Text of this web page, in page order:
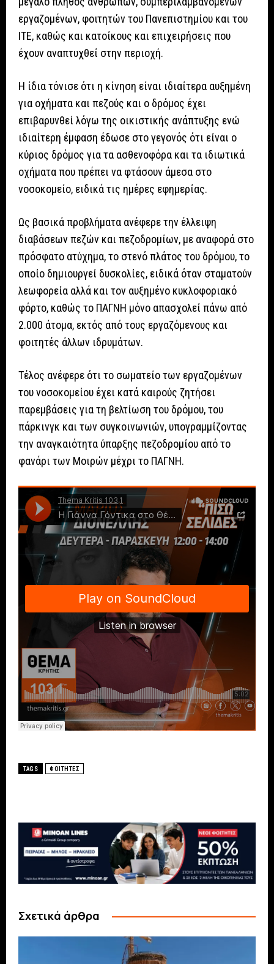
εργαζομένων, φοιτητών του Πανεπιστημίου και του
ΙΤΕ, καθώς και κατοίκους και επιχειρήσεις που
έχουν αναπτυχθεί στην περιοχή.
Η ίδια τόνισε ότι η κίνηση είναι ιδιαίτερα αυξημένη
για οχήματα και πεζούς και ο δρόμος έχει
επιβαρυνθεί λόγω της οικιστικής ανάπτυξης ενώ
ιδιαίτερη έμφαση έδωσε στο γεγονός ότι είναι ο
κύριος δρόμος για τα ασθενοφόρα και τα ιδιωτικά
οχήματα που πρέπει να φτάσουν άμεσα στο
νοσοκομείο, ειδικά τις ημέρες εφημερίας.
Ως βασικά προβλήματα ανέφερε την έλλειψη
διαβάσεων πεζών και πεζοδρομίων, με αναφορά στο
πρόσφατο ατύχημα, το στενό πλάτος του δρόμου, το
οποίο δημιουργεί δυσκολίες, ειδικά όταν σταματούν
λεωφορεία αλλά και τον αυξημένο κυκλοφοριακό
φόρτο, καθώς το ΠΑΓΝΗ μόνο απασχολεί πάνω από
2.000 άτομα, εκτός από τους εργαζόμενους και
φοιτητές άλλων ιδρυμάτων.
Τέλος ανέφερε ότι το σωματείο των εργαζομένων
του νοσοκομείου έχει κατά καιρούς ζητήσει
παρεμβάσεις για τη βελτίωση του δρόμου, του
πάρκινγκ και των συγκοινωνιών, υπογραμμίζοντας
την αναγκαιότητα ύπαρξης πεζοδρομίου από το
φανάρι των Μοιρών μέχρι το ΠΑΓΝΗ.
TAGS ΦΟΙΤΗΤΕΣ
Σχετικά άρθρα